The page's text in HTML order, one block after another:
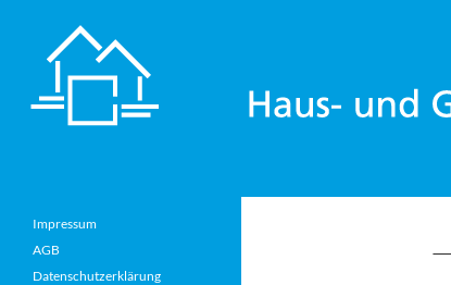
springen
für private Haus-, Wohnungs-
und Grundeigentümer
Impressum
AGB
Datenschutzerklärung